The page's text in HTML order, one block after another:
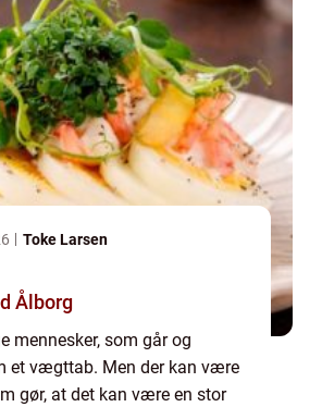
Toke Larsen
Ålborg
mennesker, som går og
et vægttab. Men der kan være
gør, at det kan være en stor